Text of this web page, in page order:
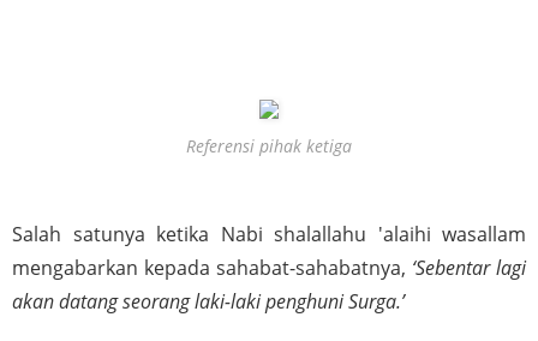
Referensi pihak ketiga
Salah satunya ketika Nabi shalallahu 'alaihi wasallam
mengabarkan kepada sahabat-sahabatnya, ‘Sebentar lagi
akan datang seorang laki-laki penghuni Surga.’